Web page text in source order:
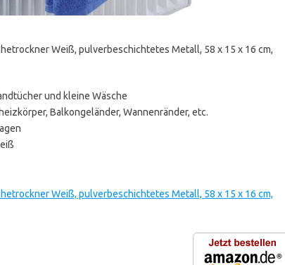
Weiß, pulverbeschichtetes Metall, 58 x 15 x 16 cm,
und kleine Wäsche
Balkongeländer, Wannenränder, etc.
Weiß, pulverbeschichtetes Metall, 58 x 15 x 16 cm,